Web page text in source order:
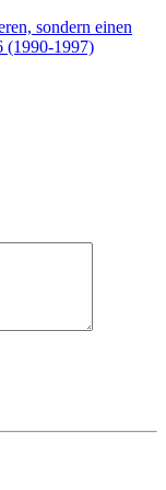
sondern einen
(1990-1997)